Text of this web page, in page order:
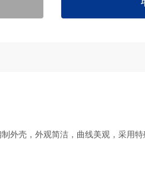
外壳，外观简洁，曲线美观，采用